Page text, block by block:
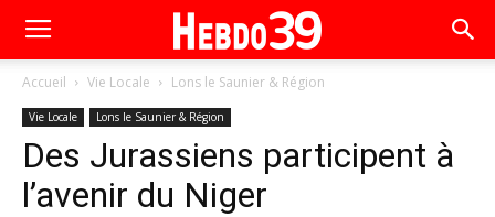
Accueil Vie Locale Lons le Saunier & Région
Vie Locale Lons le Saunier & Région
Des Jurassiens participent à
l’avenir du Niger